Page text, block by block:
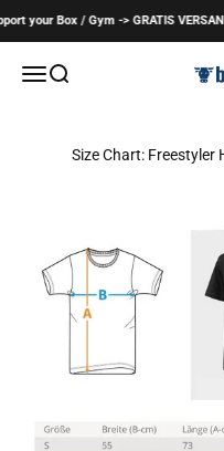
your Box / Gym -> GRATIS
Navigationsmenü öffnen
Suche öffnen
Size Chart: Freestyler